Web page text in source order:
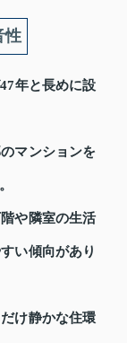
性
年と長めに設
マンションを
や隣室の生活
い傾向があり
け静かな住環